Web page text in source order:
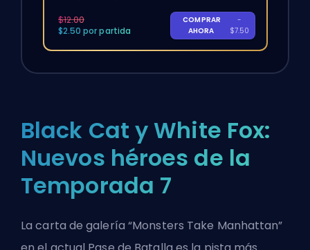
$12.00
$2.50 por partida
COMPRAR
AHORA
-
$7.50
Black Cat y White Fox:
Nuevos héroes de la
Temporada 7
La carta de galería “Monsters Take Manhattan”